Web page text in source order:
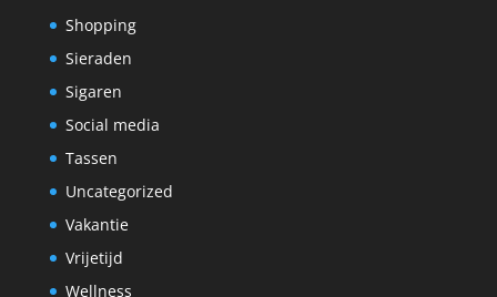
Shopping
Sieraden
Sigaren
Social media
Tassen
Uncategorized
Vakantie
Vrijetijd
Wellness